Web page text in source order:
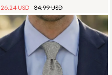
26.24 USD 34.99 USD